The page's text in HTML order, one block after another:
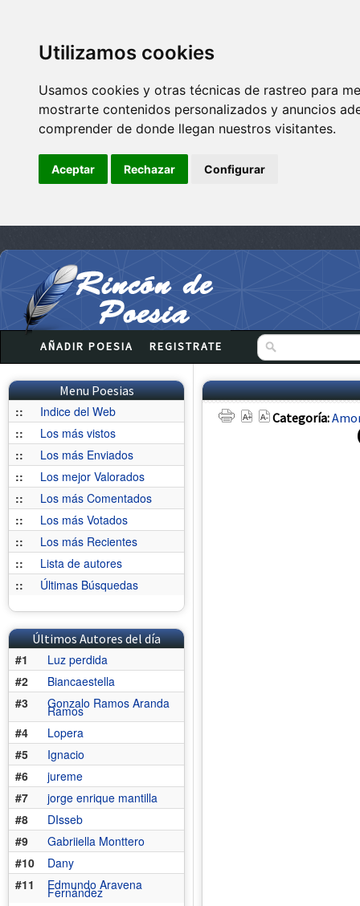
Utilizamos cookies
Usamos cookies y otras técnicas de rastreo para
mostrarte contenidos personalizados y anuncios
comprender de donde llegan nuestros visitantes.
Aceptar Rechazar Configurar
AÑADIR POESIA REGISTRATE
Menu Poesias
::
Indice del Web
::
Los más vistos
::
Los más Enviados
::
Los mejor Valorados
::
Los más Comentados
::
Los más Votados
::
Los más Recientes
::
Lista de autores
::
Últimas Búsquedas
Últimos Autores del día
#1
Luz perdida
#2
Biancaestella
#3
Gonzalo Ramos Aranda
Ramos
#4
Lopera
#5
Ignacio
#6
jureme
#7
jorge enrique mantilla
#8
DIsseb
#9
Gabriiella Monttero
#10
Dany
#11
Edmundo Aravena
Fernández
Categoría: